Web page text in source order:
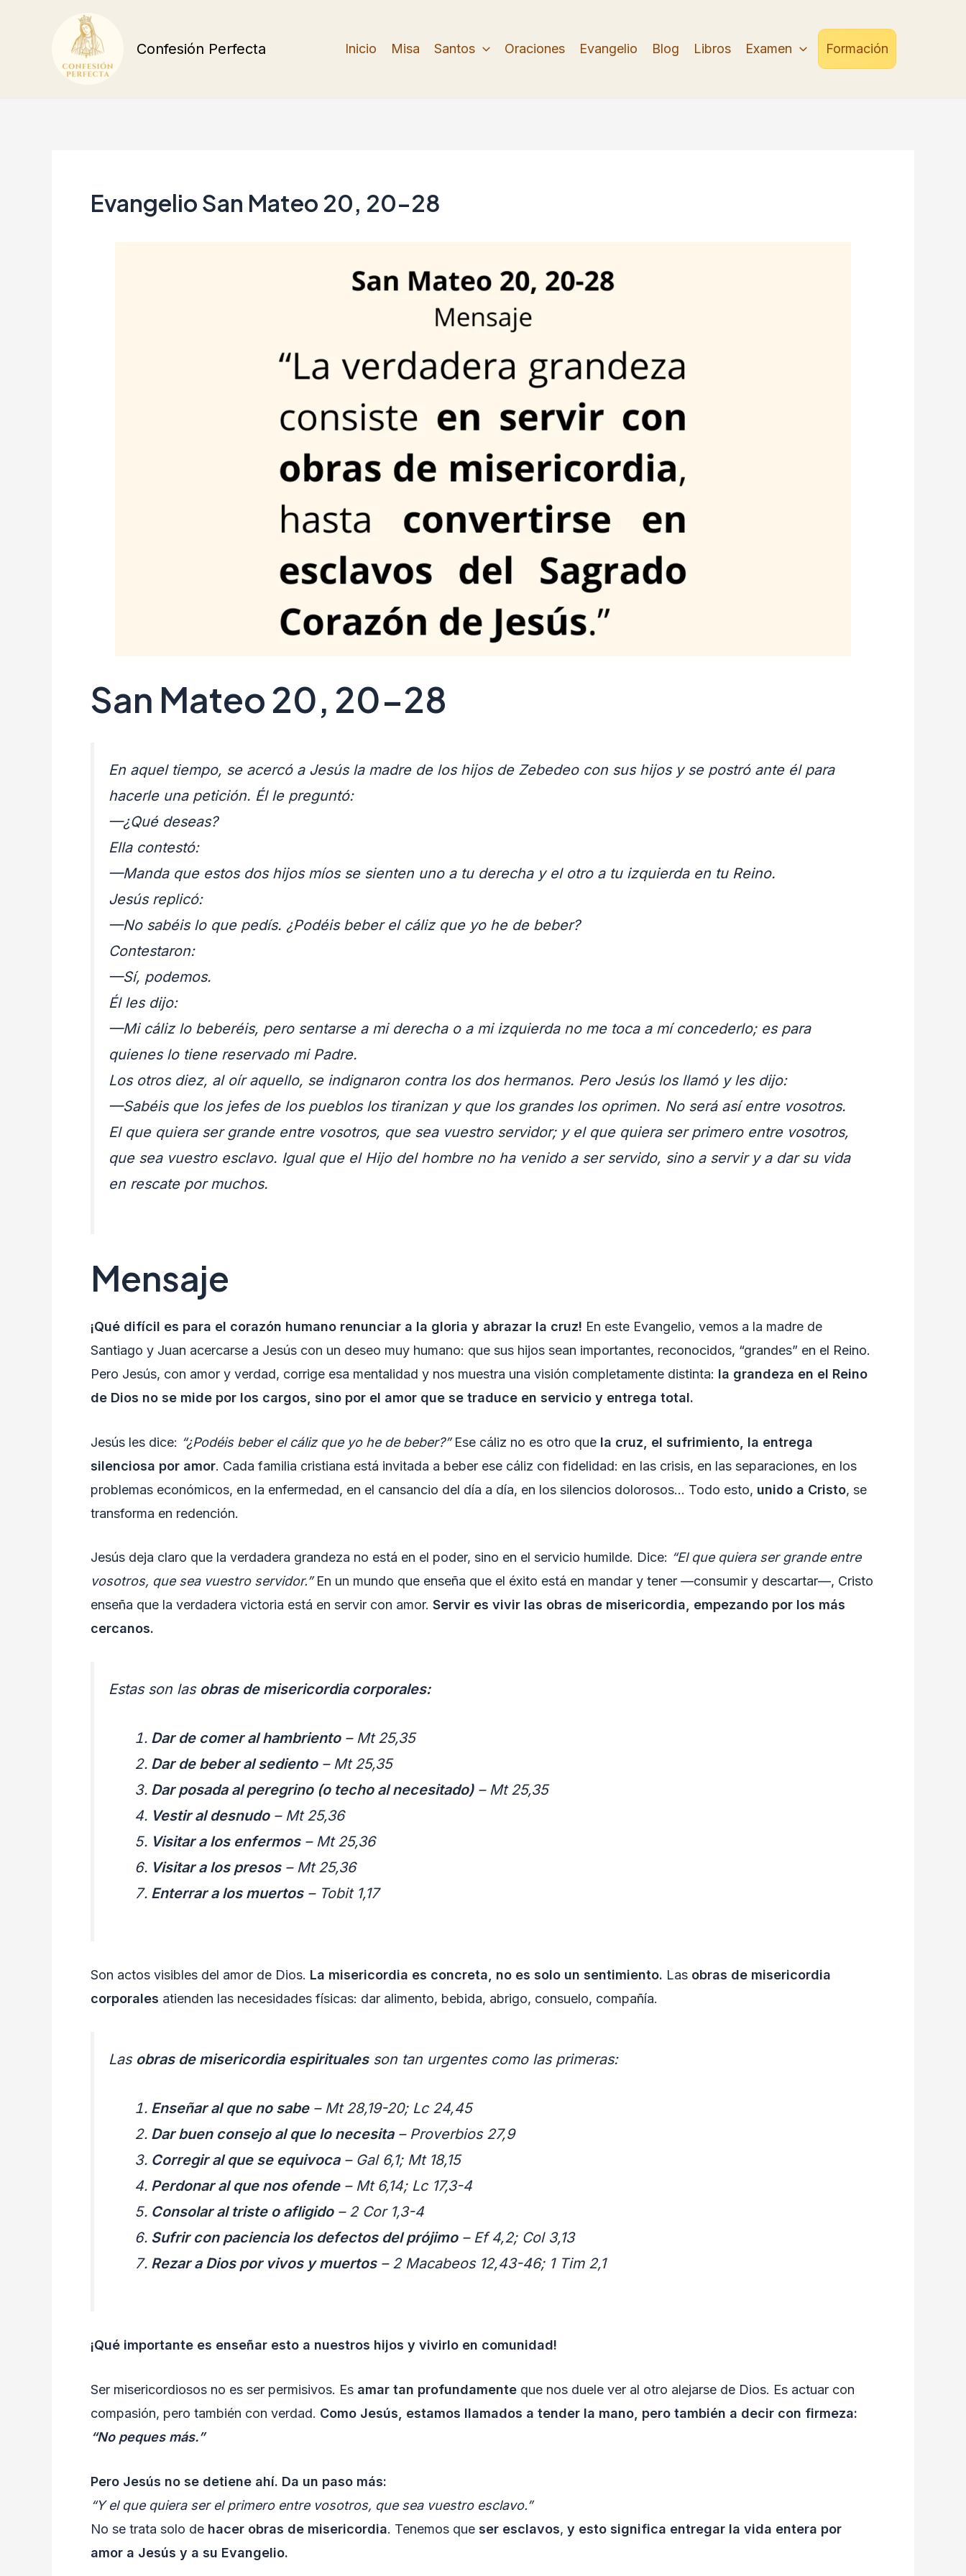
Confesión Perfecta Inicio Misa Santos Oraciones Evangelio Blog Libros Examen Formación
Evangelio San Mateo 20, 20-28
San Mateo 20, 20-28
En aquel tiempo, se acercó a Jesús la madre de los hijos de Zebedeo con sus hijos y se postró ante él para
hacerle una petición. Él le preguntó:
—¿Qué deseas?
Ella contestó:
—Manda que estos dos hijos míos se sienten uno a tu derecha y el otro a tu izquierda en tu Reino.
Jesús replicó:
—No sabéis lo que pedís. ¿Podéis beber el cáliz que yo he de beber?
Contestaron:
—Sí, podemos.
Él les dijo:
—Mi cáliz lo beberéis, pero sentarse a mi derecha o a mi izquierda no me toca a mí concederlo; es para
quienes lo tiene reservado mi Padre.
Los otros diez, al oír aquello, se indignaron contra los dos hermanos. Pero Jesús los llamó y les dijo:
—Sabéis que los jefes de los pueblos los tiranizan y que los grandes los oprimen. No será así entre vosotros.
El que quiera ser grande entre vosotros, que sea vuestro servidor; y el que quiera ser primero entre vosotros,
que sea vuestro esclavo. Igual que el Hijo del hombre no ha venido a ser servido, sino a servir y a dar su vida
en rescate por muchos.
Mensaje
¡Qué difícil es para el corazón humano renunciar a la gloria y abrazar la cruz! En este Evangelio, vemos a la madre de
Santiago y Juan acercarse a Jesús con un deseo muy humano: que sus hijos sean importantes, reconocidos, “grandes” en el Reino.
Pero Jesús, con amor y verdad, corrige esa mentalidad y nos muestra una visión completamente distinta: la grandeza en el Reino
de Dios no se mide por los cargos, sino por el amor que se traduce en servicio y entrega total.
Jesús les dice: “¿Podéis beber el cáliz que yo he de beber?”Ese cáliz no es otro que la cruz, el sufrimiento, la entrega
silenciosa por amor. Cada familia cristiana está invitada a beber ese cáliz con fidelidad: en las crisis, en las separaciones, en los
problemas económicos, en la enfermedad, en el cansancio del día a día, en los silencios dolorosos… Todo esto, unido a Cristo, se
transforma en redención.
Jesús deja claro que la verdadera grandeza no está en el poder, sino en el servicio humilde. Dice: “El que quiera ser grande entre
vosotros, que sea vuestro servidor.”En un mundo que enseña que el éxito está en mandar y tener —consumir y descartar—, Cristo
enseña que la verdadera victoria está en servir con amor. Servir es vivir las obras de misericordia, empezando por los más
cercanos.
Estas son las obras de misericordia corporales:
Dar de comer al hambriento– Mt 25,35
Dar de beber al sediento– Mt 25,35
Dar posada al peregrino (o techo al necesitado)– Mt 25,35
Vestir al desnudo– Mt 25,36
Visitar a los enfermos– Mt 25,36
Visitar a los presos– Mt 25,36
Enterrar a los muertos– Tobit 1,17
Son actos visibles del amor de Dios. La misericordia es concreta, no es solo un sentimiento. Las obras de misericordia
corporales atienden las necesidades físicas: dar alimento, bebida, abrigo, consuelo, compañía.
Las obras de misericordia espiritualesson tan urgentes como las primeras:
Enseñar al que no sabe– Mt 28,19-20; Lc 24,45
Dar buen consejo al que lo necesita– Proverbios 27,9
Corregir al que se equivoca– Gal 6,1; Mt 18,15
Perdonar al que nos ofende– Mt 6,14; Lc 17,3-4
Consolar al triste o afligido– 2 Cor 1,3-4
Sufrir con paciencia los defectos del prójimo– Ef 4,2; Col 3,13
Rezar a Dios por vivos y muertos– 2 Macabeos 12,43-46; 1 Tim 2,1
¡Qué importante es enseñar esto a nuestros hijos y vivirlo en comunidad!
Ser misericordiosos no es ser permisivos. Es amar tan profundamente que nos duele ver al otro alejarse de Dios. Es actuar con
compasión, pero también con verdad. Como Jesús, estamos llamados a tender la mano, pero también a decir con firmeza:
“No peques más.”
Pero Jesús no se detiene ahí. Da un paso más:
“Y el que quiera ser el primero entre vosotros, que sea vuestro esclavo.”
No se trata solo de hacer obras de misericordia. Tenemos que ser esclavos, y esto significa entregar la vida entera por
amor a Jesús y a su Evangelio.